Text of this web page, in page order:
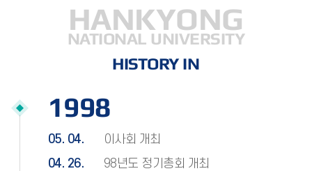
HANKYONG
NATIONAL UNIVERSITY
HISTORY IN
1998
05. 04.
이사회 개최
04. 26.
98년도 정기총회 개최